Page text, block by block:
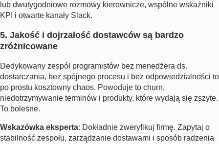
lub dwutygodniowe rozmowy kierownicze, wspólne wskaźniki
KPI i otwarte kanały Slack.
5. Jakość i dojrzałość dostawców są bardzo
zróżnicowane
Dedykowany zespół programistów bez menedżera ds.
dostarczania, bez spójnego procesu i bez odpowiedzialności to
po prostu kosztowny chaos. Powoduje to churn,
niedotrzymywanie terminów i produkty, które wydają się zszyte.
To bolesne.
Wskazówka eksperta: Dokładnie zweryfikuj firmę. Zapytaj o
stabilność zespołu, zarządzanie dostawami i sposób radzenia